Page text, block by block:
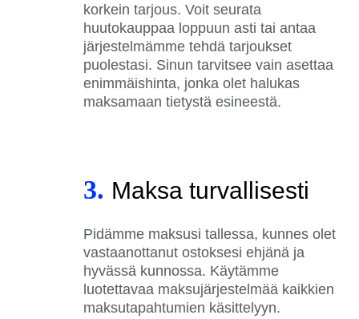
korkein tarjous. Voit seurata
huutokauppaa loppuun asti tai antaa
järjestelmämme tehdä tarjoukset
puolestasi. Sinun tarvitsee vain asettaa
enimmäishinta, jonka olet halukas
maksamaan tietystä esineestä.
3. Maksa turvallisesti
Pidämme maksusi tallessa, kunnes olet
vastaanottanut ostoksesi ehjänä ja
hyvässä kunnossa. Käytämme
luotettavaa maksujärjestelmää kaikkien
maksutapahtumien käsittelyyn.